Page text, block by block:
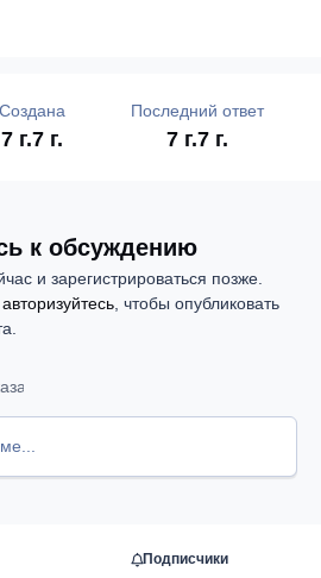
Создана
7 г.7 г.
Последний ответ
7 г.7 г.
к обсуждению
и зарегистрироваться позже.
авторизуйтесь, чтобы опубликовать
Подписчики